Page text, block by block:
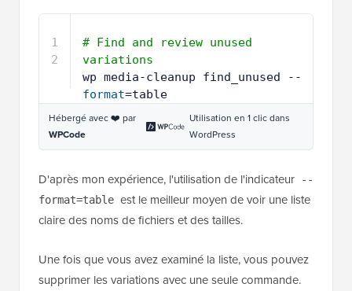
1
# Find and review unused
variations
wp media-cleanup find_unused --
format=table
Hébergé avec ❤️ par
WPCode
Utilisation en 1 clic dans
WordPress
D'après mon expérience, l'utilisation de l'indicateur --
format=table est le meilleur moyen de voir une liste
Une fois que vous avez examiné la liste, vous pouvez